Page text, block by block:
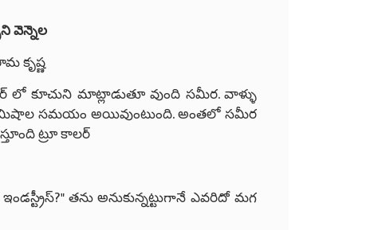
వెన్నెల
కృష్ణ
కూచుని మాట్లాడుతూ వుంది సమీర. వాళ్ళు
సమయం అయివుంటుంది. అంతలో సమీర
ట్రూ కాలర్
తను అనుకున్నట్టుగానే ఎవరిదో మగ